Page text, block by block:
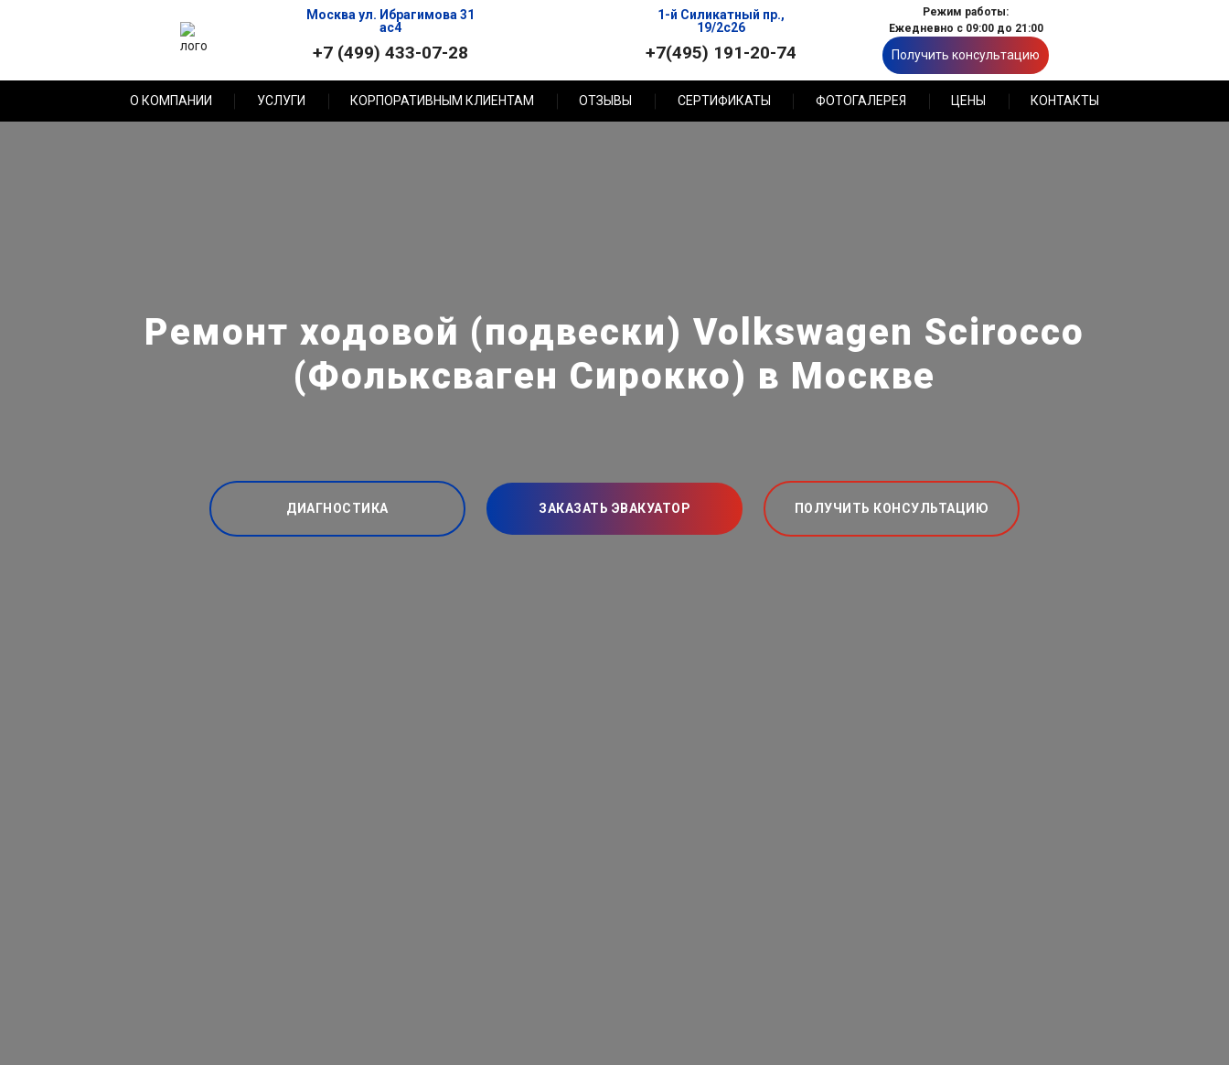
Москва ул. Ибрагимова 31
ас4
+7 (499) 433-07-28
1-й Силикатный пр.,
19/2с26
+7(495) 191-20-74
Режим работы:
Ежедневно с 09:00 до 21:00
Получить консультацию
О КОМПАНИИ УСЛУГИ КОРПОРАТИВНЫМ КЛИЕНТАМ ОТЗЫВЫ СЕРТИФИКАТЫ ФОТОГАЛЕРЕЯ ЦЕНЫ КОНТАКТЫ
Ремонт ходовой (подвески) Volkswagen Scirocco
(Фольксваген Сирокко) в Москве
ДИАГНОСТИКА ЗАКАЗАТЬ ЭВАКУАТОР ПОЛУЧИТЬ КОНСУЛЬТАЦИЮ